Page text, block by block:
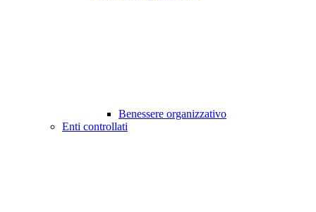
Benessere organizzativo
Enti controllati